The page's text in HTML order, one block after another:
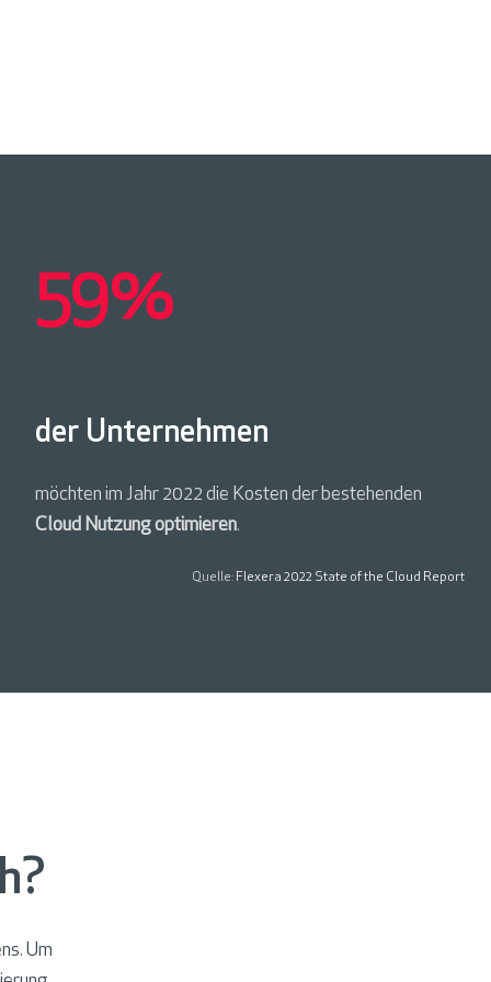
59%
der Unternehmen
möchten im Jahr 2022 die Kosten der bestehenden
Cloud Nutzung optimieren.
Quelle: Flexera 2022 State of the Cloud Report
Um